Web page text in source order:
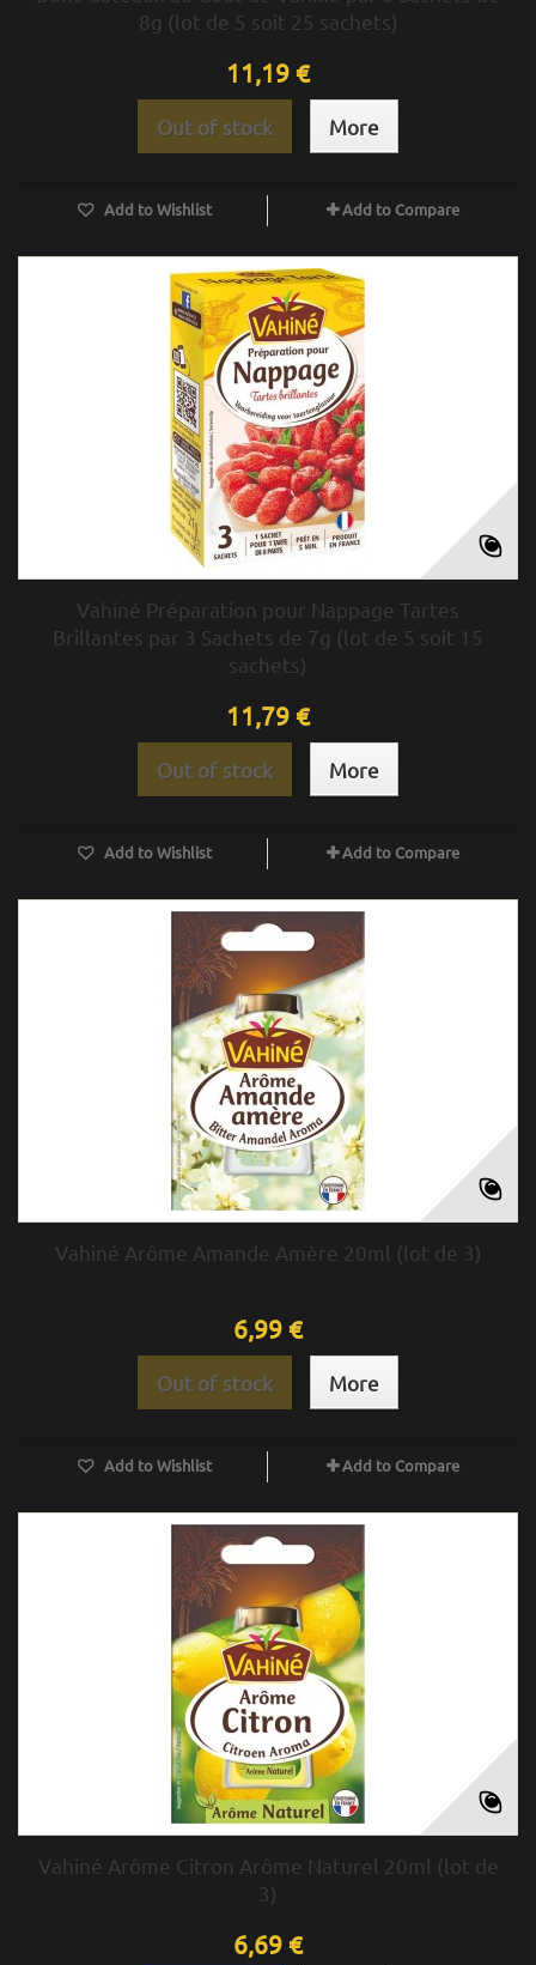
8g (lot de 5 soit 25 sachets)
11,19 €
Out of stock More
Add to Wishlist Add to Compare
Vahiné Préparation pour Nappage Tartes
Brillantes par 3 Sachets de 7g (lot de 5 soit 15
sachets)
11,79 €
Out of stock More
Add to Wishlist Add to Compare
Vahiné Arôme Amande Amère 20ml (lot de 3)
6,99 €
Out of stock More
Add to Wishlist Add to Compare
Vahiné Arôme Citron Arôme Naturel 20ml (lot de
3)
6,69 €